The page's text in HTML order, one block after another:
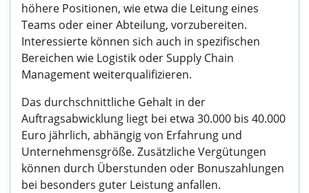
höhere Positionen, wie etwa die Leitung eines
Teams oder einer Abteilung, vorzubereiten.
Interessierte können sich auch in spezifischen
Bereichen wie Logistik oder Supply Chain
Management weiterqualifizieren.
Das durchschnittliche Gehalt in der
Auftragsabwicklung liegt bei etwa 30.000 bis 40.000
Euro jährlich, abhängig von Erfahrung und
Unternehmensgröße. Zusätzliche Vergütungen
können durch Überstunden oder Bonuszahlungen
bei besonders guter Leistung anfallen.